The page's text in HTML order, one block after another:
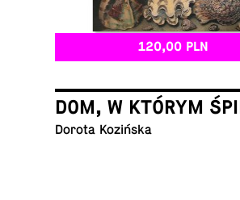
120,00 PLN
DOM, W KTÓRYM
Dorota Kozińska